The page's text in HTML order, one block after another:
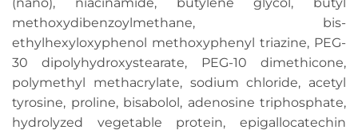
methoxydibenzoylmethane, bis-
ethylhexyloxyphenol methoxyphenyl triazine, PEG-
30 dipolyhydroxystearate, PEG-10 dimethicone,
polymethyl methacrylate, sodium chloride, acetyl
tyrosine, proline, bisabolol, adenosine triphosphate,
hydrolyzed vegetable protein, epigallocatechin